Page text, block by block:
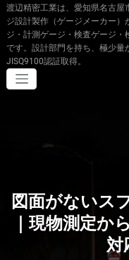
渡辺精密工業は、愛知県名古屋
ジ設計製作（ゲージメーカー
ジ・計測ゲージ・検査ゲージ
です。設計部門を持ち、極少量
JISQ9100認証取得。
図面がないス
｜現物測定か
対